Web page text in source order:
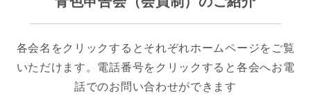
各会名をクリックするとそれぞれホームページをご覧
いただけます。電話番号をクリックすると各会へお電
話でのお問い合わせができます